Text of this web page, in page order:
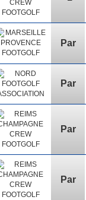
Par
Par
Par
Par